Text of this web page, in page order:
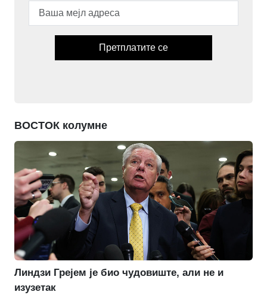
Претплатите се
ВОСТОК колумне
Линдзи Грејем је био чудовиште, али не и
изузетак